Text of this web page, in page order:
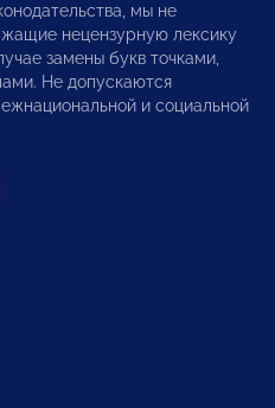
мы не
нецензурную лексику
замены букв точками,
Не допускаются
и социальной